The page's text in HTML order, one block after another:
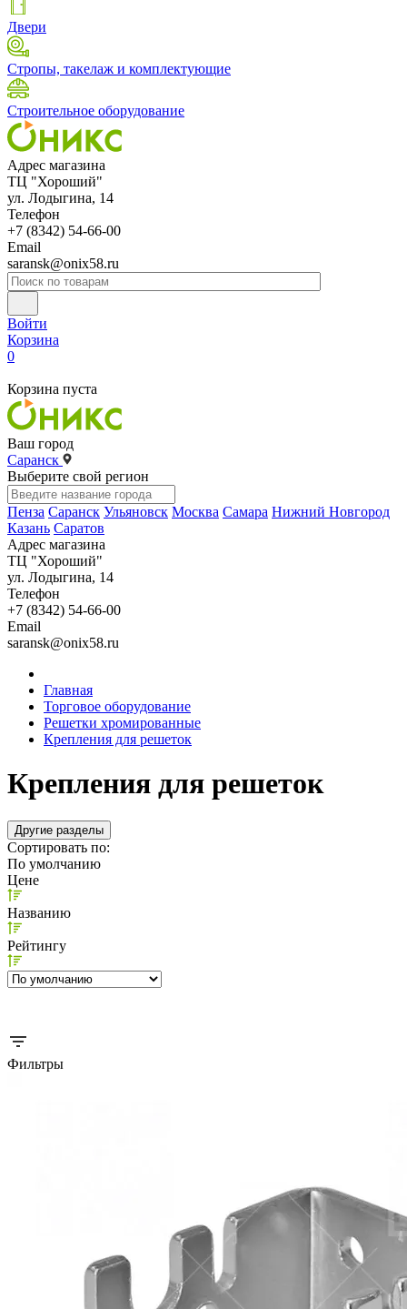
Двери
Стропы, такелаж и комплектующие
Строительное оборудование
Адрес магазина
ТЦ "Хороший"
ул. Лодыгина, 14
Телефон
+7 (8342) 54-66-00
Email
saransk@onix58.ru
Войти
Корзина
0
Корзина пуста
Ваш город
Саранск
Выберите свой регион
Пенза Саранск Ульяновск Москва Самара Нижний Новгород
Казань Саратов
Адрес магазина
ТЦ "Хороший"
ул. Лодыгина, 14
Телефон
+7 (8342) 54-66-00
Email
saransk@onix58.ru
Главная
Торговое оборудование
Решетки хромированные
Крепления для решеток
Крепления для решеток
Другие разделы
Сортировать по:
По умолчанию
Цене
Названию
Рейтингу
Фильтры